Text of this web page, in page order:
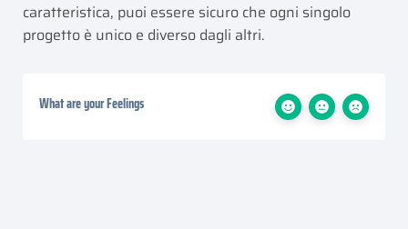
caratteristica, puoi essere sicuro che ogni singolo
progetto è unico e diverso dagli altri.
What are your Feelings